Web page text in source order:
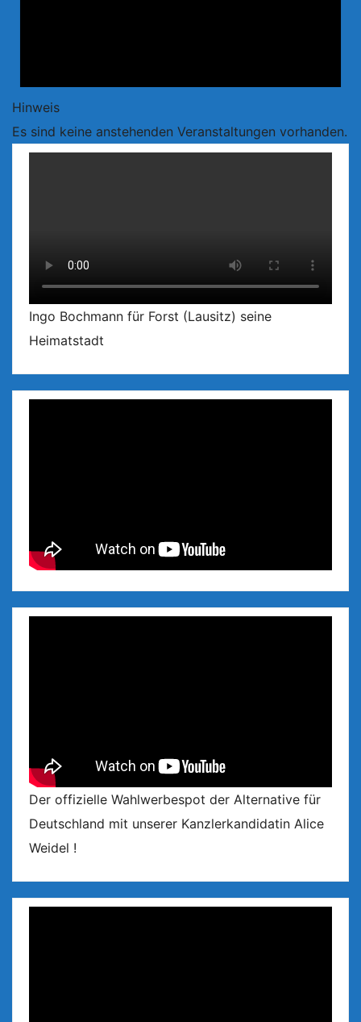
Hinweis
Es sind keine anstehenden Veranstaltungen vorhanden.
Ingo Bochmann für Forst (Lausitz) seine
Heimatstadt
Der offizielle Wahlwerbespot der Alternative für
Deutschland mit unserer Kanzlerkandidatin Alice
Weidel !